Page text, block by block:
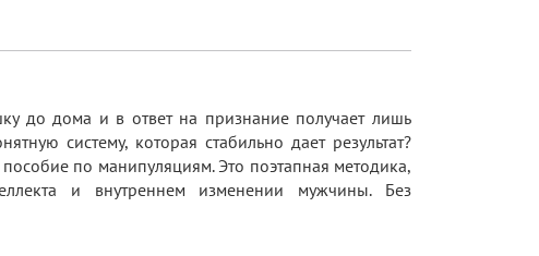
до дома и в ответ на признание получает лишь
систему, которая стабильно дает результат?
по манипуляциям. Это поэтапная методика,
и внутреннем изменении мужчины. Без